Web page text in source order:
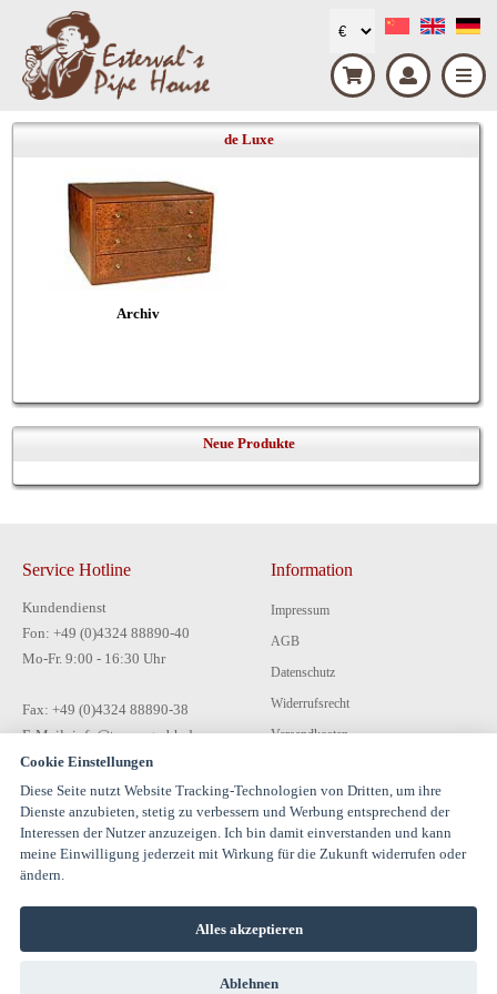
de Luxe
Archiv
Neue Produkte
Service Hotline
Kundendienst
Fon: +49 (0)4324 88890-40
Mo-Fr. 9:00 - 16:30 Uhr
Fax: +49 (0)4324 88890-38
E-Mail: info@tecon-gmbh.de
Information
Impressum
AGB
Datenschutz
Widerrufsrecht
Versandkosten
Kontakt
Cookie Einstellungen
Diese Seite nutzt Website Tracking-Technologien von Dritten, um ihre
Dienste anzubieten, stetig zu verbessern und Werbung entsprechend der
Interessen der Nutzer anzuzeigen. Ich bin damit einverstanden und kann
meine Einwilligung jederzeit mit Wirkung für die Zukunft widerrufen oder
ändern.
Alles akzeptieren
Ablehnen